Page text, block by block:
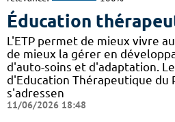
Éducation
L'ETP permet de mieux vivre
de mieux la gérer en
d'auto-soins et d'adaptation.
d'Education Thérapeutique du
s'adressen
11/06/2026 18:48